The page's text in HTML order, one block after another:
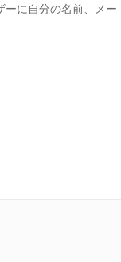
ーに自分の名前、メー